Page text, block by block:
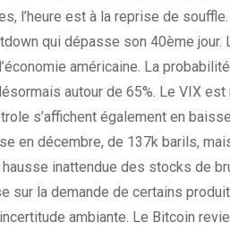
l’heure est à la reprise de
qui dépasse son 40ème jour.
américaine. La probabilité
autour de 65%. Le VIX
s’affichent également en
en décembre, de 137k barils,
inattendue des stocks de
sur la demande de certains
ambiante. Le Bitcoin